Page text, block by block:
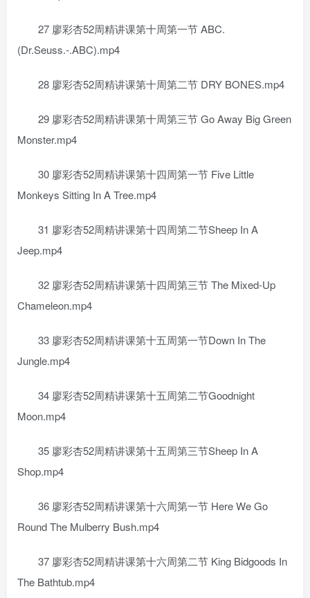
27 廖彩杏52周精讲课第十周第一节 ABC.
(Dr.Seuss.-.ABC).mp4
28 廖彩杏52周精讲课第十周第二节 DRY BONES.mp4
29 廖彩杏52周精讲课第十周第三节 Go Away Big Green
Monster.mp4
30 廖彩杏52周精讲课第十四周第一节 Five Little
Monkeys Sitting In A Tree.mp4
31 廖彩杏52周精讲课第十四周第二节Sheep In A
Jeep.mp4
32 廖彩杏52周精讲课第十四周第三节 The Mixed-Up
Chameleon.mp4
33 廖彩杏52周精讲课第十五周第一节Down In The
Jungle.mp4
34 廖彩杏52周精讲课第十五周第二节Goodnight
Moon.mp4
35 廖彩杏52周精讲课第十五周第三节Sheep In A
Shop.mp4
36 廖彩杏52周精讲课第十六周第一节 Here We Go
Round The Mulberry Bush.mp4
37 廖彩杏52周精讲课第十六周第二节 King Bidgoods In
The Bathtub.mp4